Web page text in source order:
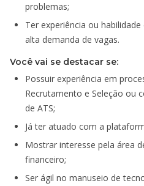
problemas;
Ter experiência ou
alta demanda de vagas.
Você vai se destacar se:
Possuir experiência em
Recrutamento e Seleção ou
de ATS;
Já ter atuado com a
Mostrar interesse pela área
financeiro;
Ser ágil no manuseio de